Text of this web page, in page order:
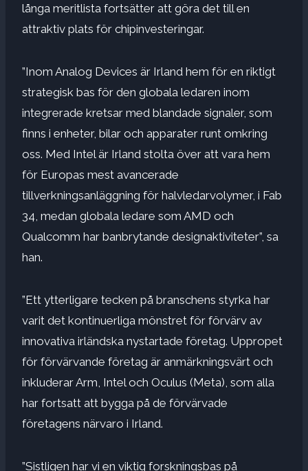
långa meritlista fortsätter att göra det till en
attraktiv plats för chipinvesteringar.
”Inom Analog Devices är Irland hem för en riktigt
strategisk bas för den globala ledaren inom
integrerade kretsar med blandade signaler, som
finns i enheter, bilar och apparater runt omkring
oss. Med Intel är Irland stolta över att vara hem
för Europas mest avancerade
tillverkningsanläggning för halvledarvolymer, i Fab
34, medan globala ledare som AMD och
Qualcomm har banbrytande designaktiviteter”, sa
han.
”Ett ytterligare tecken på branschens styrka har
varit det kontinuerliga mönstret för förvärv av
innovativa irländska nystartade företag. Uppropet
för förvärvande företag är anmärkningsvärt och
inkluderar Arm, Intel och Oculus (Meta), som alla
har fortsatt att bygga på de förvärvade
företagens närvaro i Irland.
”Sistligen har vi en viktig forskningsbas på